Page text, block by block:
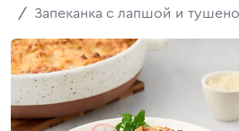
Запеканка с лапшой и